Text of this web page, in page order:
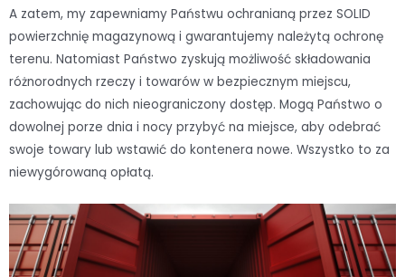
A zatem, my zapewniamy Państwu ochranianą przez SOLID
powierzchnię magazynową i gwarantujemy należytą ochronę
terenu. Natomiast Państwo zyskują możliwość składowania
różnorodnych rzeczy i towarów w bezpiecznym miejscu,
zachowując do nich nieograniczony dostęp. Mogą Państwo o
dowolnej porze dnia i nocy przybyć na miejsce, aby odebrać
swoje towary lub wstawić do kontenera nowe. Wszystko to za
niewygórowaną opłatą.